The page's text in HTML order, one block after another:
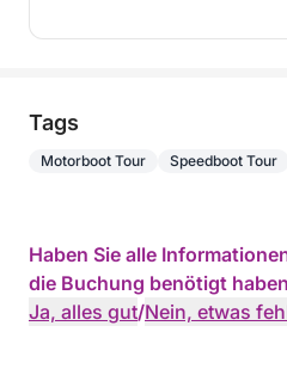
Tags
Motorboot Tour Speedboot Tour
Haben Sie alle
die Buchung benötigt
Ja, alles gut/Nein, etwas